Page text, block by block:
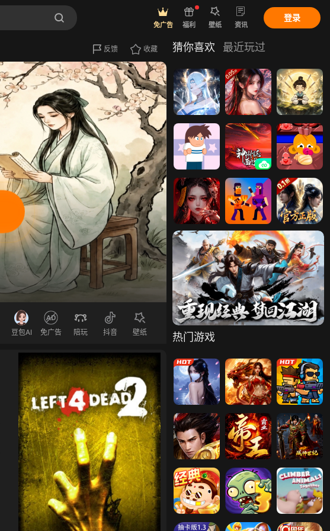
免广告 福利 壁纸 资讯
登录
反馈 收藏
豆包AI 免广告 陪玩 抖音 壁纸
猜你喜欢 最近玩过
凡人灵境游 凡人飞剑 凡人修仙记
热血高校少年
激斗篇H5
神州志：西游
逗小猴开心情
人节篇H5
凡人御灵传 凡人兄弟
凡人修仙传-星
海飞驰（0.1
折）
凡人修仙传：
星海飞驰
凡人神将传 傲视神魔传
热门游戏
青云诀之伏魔 刀剑笑之霸刀 生存大作战
霸者天下 帝王霸业 战神世纪
凡人神将传 超迷足球 霸者归来
斗地主经典版 植物大战僵尸 攀爬动物：在